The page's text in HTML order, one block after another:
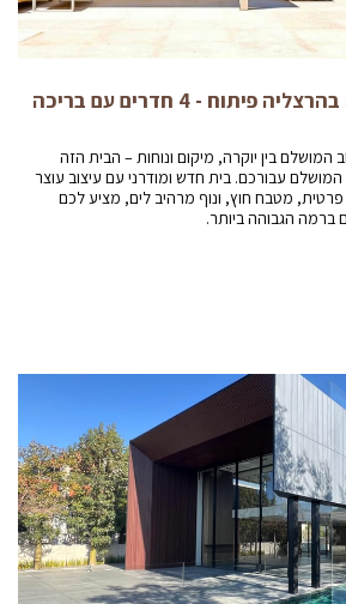
בית יוקרתי להשכרה בהרצליה פיתוח - 4 חדרים עם בריכה
בין יוקרה, מיקום ונוחות – הבית הזה
עבורכם. בית חדש ומודרני עם עיצוב עוצר
מטבח חוץ, ונוף מרהיב לים, מציע לכם
הגבוהה ביותר.